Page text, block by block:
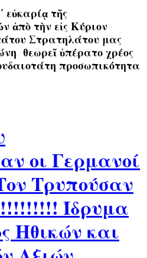
τῆς
ἀπὸ τὴν εἰς Κύριον
Στρατηλάτου μας
θεωρεῖ ὑπέρατο χρέος
προσωπικότητα
οι Γερμανοί
Τρυπούσαν
Ίδρυμα
Ηθικών και